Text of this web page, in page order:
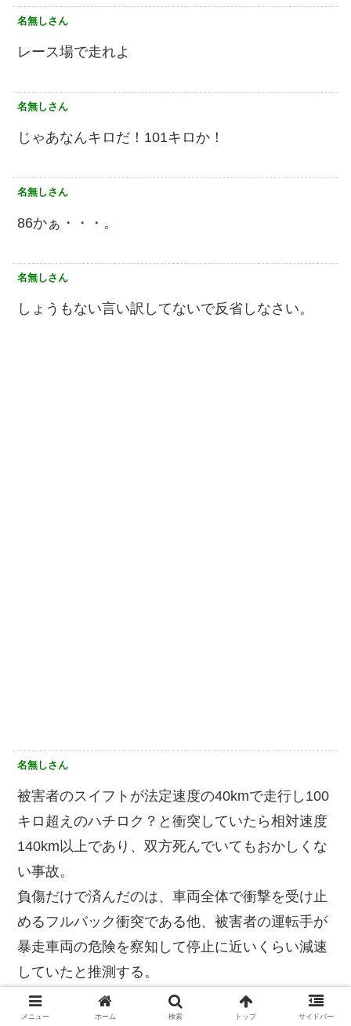
名無しさん
レース場で走れよ
名無しさん
じゃあなんキロだ！101キロか！
名無しさん
86かぁ・・・。
名無しさん
しょうもない言い訳してないで反省しなさい。
名無しさん
被害者のスイフトが法定速度の40kmで走行し100
キロ超えのハチロク？と衝突していたら相対速度
140km以上であり、双方死んでいてもおかしくな
い事故。
負傷だけで済んだのは、車両全体で衝撃を受け止
めるフルバック衝突である他、被害者の運転手が
暴走車両の危険を察知して停止に近いくらい減速
していたと推測する。
ただ25歳の加害者は無職であり、任意保険をかけ
ていたのか、被害者への支払い能力があるのかど
メニュー ホーム 検索 トップ サイドバー